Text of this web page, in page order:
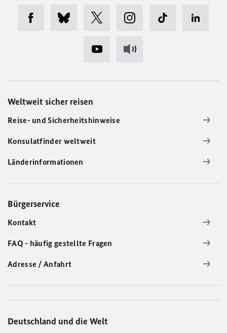
Weltweit sicher reisen
Reise- und Sicherheitshinweise
Konsulatfinder weltweit
Länderinformationen
Bürgerservice
Kontakt
FAQ - häufig gestellte Fragen
Adresse / Anfahrt
Deutschland und die Welt